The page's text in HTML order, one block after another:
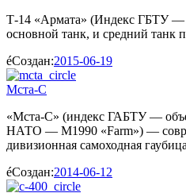
Т-14 «Армата» (Индекс ГБТУ —
основной танк, и средний танк
Создан:2015-06-19
Мста-С
«Мста-С» (индекс ГАБТУ —
НАТО — M1990 «Farm») —
дивизионная самоходная
Создан:2014-06-12